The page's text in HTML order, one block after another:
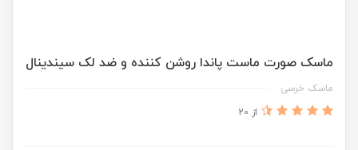
ماسک صورت ماست پاندا روشن کننده و ضد لک سیندینال
ماسک خرسی
از 20